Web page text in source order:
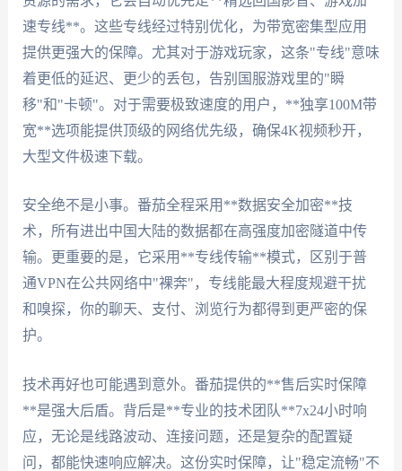
速专线**。这些专线经过特别优化，为带宽密集型应用
提供更强大的保障。尤其对于游戏玩家，这条"专线"意味
着更低的延迟、更少的丢包，告别国服游戏里的"瞬
移"和"卡顿"。对于需要极致速度的用户，**独享100M带
宽**选项能提供顶级的网络优先级，确保4K视频秒开，
大型文件极速下载。
安全绝不是小事。番茄全程采用**数据安全加密**技
术，所有进出中国大陆的数据都在高强度加密隧道中传
输。更重要的是，它采用**专线传输**模式，区别于普
通VPN在公共网络中"裸奔"，专线能最大程度规避干扰
和嗅探，你的聊天、支付、浏览行为都得到更严密的保
护。
技术再好也可能遇到意外。番茄提供的**售后实时保障
**是强大后盾。背后是**专业的技术团队**7x24小时响
应，无论是线路波动、连接问题，还是复杂的配置疑
问，都能快速响应解决。这份实时保障，让"稳定流畅"不